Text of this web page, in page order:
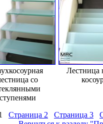
со
ступенями
Лестница
Страница 2 Страница 3